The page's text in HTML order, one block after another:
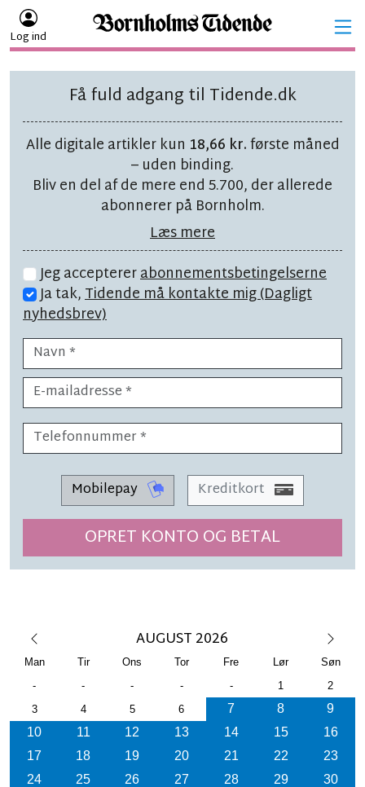
Log ind
Få fuld adgang til Tidende.dk
Alle digitale artikler kun 18,66 kr.første måned
– uden binding.
Bliv en del af de mere end 5.700, der allerede
abonnerer på Bornholm.
Læs mere
Jeg acceptererabonnementsbetingelserne
Ja tak,Tidende må kontakte mig (Dagligt
nyhedsbrev)
Mobilepay Kreditkort
OPRET KONTO OG BETAL
AUGUST 2026
Man Tir Ons Tor Fre Lør
Søn
-
- - - - 1
2
3
4 5 6 7 8
9
10
11 12 13 14 15
16
17
18 19 20 21 22
23
24
25 26 27 28 29
30